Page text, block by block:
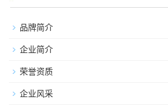
品牌简介
企业简介
荣誉资质
企业风采